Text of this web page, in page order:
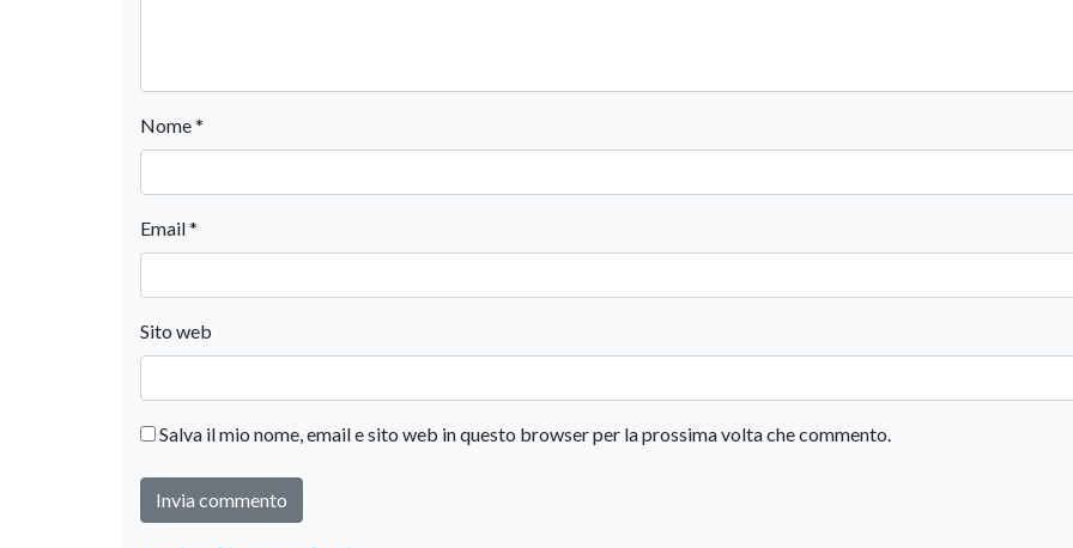
Nome*
Email*
Sito web
Salva il mio nome, email e sito web in questo browser per la prossima volta che commento.